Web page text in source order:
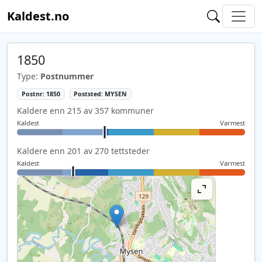
Kaldest.no
1850
Type: Postnummer
Postnr: 1850 Poststed: MYSEN
Kaldere enn 215 av 357 kommuner
Kaldest Varmest
Kaldere enn 201 av 270 tettsteder
Kaldest Varmest